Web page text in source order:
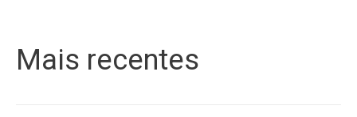
Mais recentes